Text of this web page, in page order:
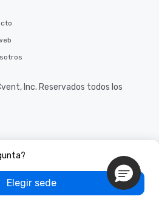
Elegir sede
Inc. Reservados todos los